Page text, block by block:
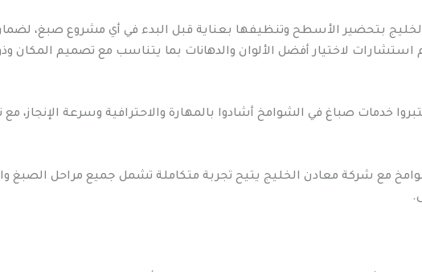
بتحضير الأسطح وتنظيفها بعناية قبل البدء في أي مشروع صبغ، لضمان
لاختيار أفضل الألوان والدهانات بما يتناسب مع تصميم المكان
خدمات صباغ في الشوامخ أشادوا بالمهارة والاحترافية وسرعة الإنجاز،
مع شركة معادن الخليج يتيح تجربة متكاملة تشمل جميع مراحل الصبغ